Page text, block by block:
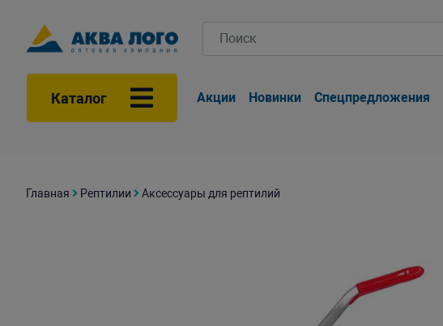
Каталог Акции Новинки Спецпредложения
Главная Рептилии Аксессуары для рептилий